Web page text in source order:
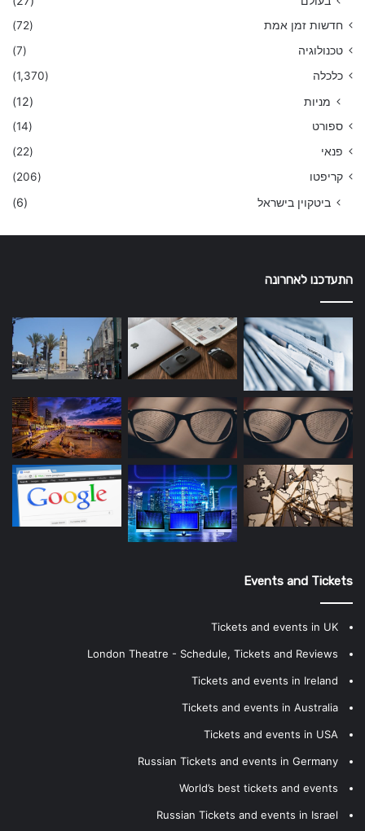
חדשות זמן אמת
(72)
טכנולוגיה
(7)
כלכלה
(1,370)
מניות (12)
ספורט
(14)
פנאי
(22)
קריפטו
(206)
ביטקוין בישראל (6)
התעדכנו לאחרונה
Events and Tickets
Tickets and events in UK
London Theatre - Schedule, Tickets and Reviews
Tickets and events in Ireland
Tickets and events in Australia
Tickets and events in USA
Russian Tickets and events in Germany
World’s best tickets and events
Russian Tickets and events in Israel